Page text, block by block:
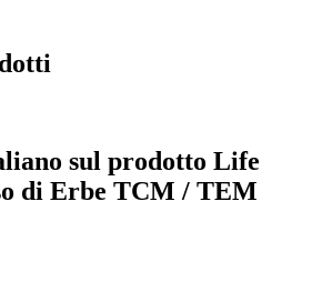
sul prodotto Life
di Erbe TCM / TEM